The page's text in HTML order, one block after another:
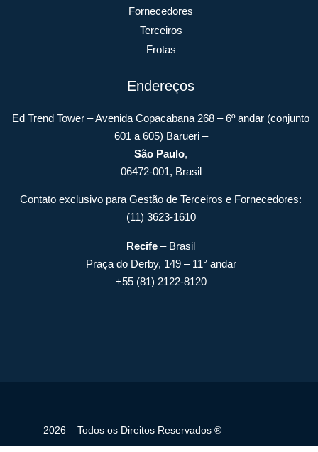
Fornecedores
Terceiros
Frotas
Endereços
Ed Trend Tower – Avenida Copacabana 268 – 6º andar (conjunto
601 a 605) Barueri –
São Paulo,
06472-001, Brasil
Contato exclusivo para Gestão de Terceiros e Fornecedores:
(11) 3623-1610
Recife – Brasil
Praça do Derby, 149 – 11° andar
+55 (81) 2122-8120
2026 – Todos os Direitos Reservados ®